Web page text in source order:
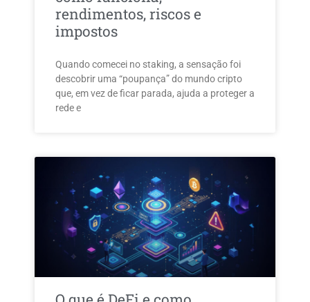
rendimentos, riscos e
impostos
Quando comecei no staking, a sensação foi
descobrir uma “poupança” do mundo cripto
que, em vez de ficar parada, ajuda a proteger a
rede e